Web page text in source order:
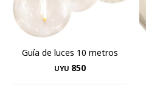
Guía de luces 10 metros
UYU 850